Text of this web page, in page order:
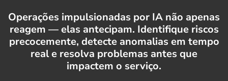
Operações impulsionadas por IA não apenas
reagem — elas antecipam. Identifique riscos
precocemente, detecte anomalias em tempo
real e resolva problemas antes que
impactem o serviço.